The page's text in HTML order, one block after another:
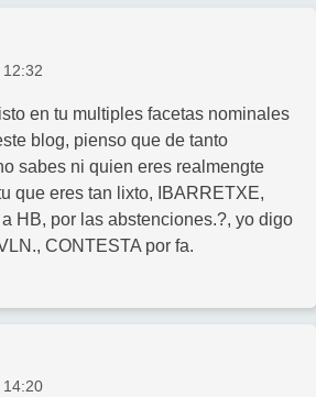
en tu multiples facetas nominales
blog, pienso que de tanto
sabes ni quien eres realmengte
que eres tan lixto, IBARRETXE,
HB, por las abstenciones.?, yo digo
CONTESTA por fa.